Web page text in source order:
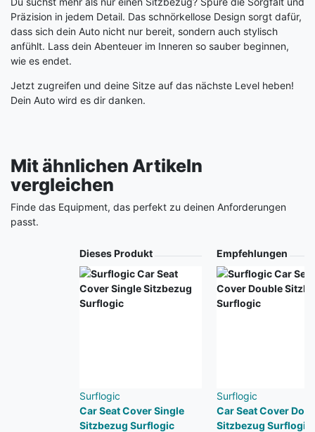
Präzision in jedem Detail. Das schnörkellose Design sorgt dafür,
dass sich dein Auto nicht nur bereit, sondern auch stylisch
anfühlt. Lass dein Abenteuer im Inneren so sauber beginnen,
wie es endet.
Jetzt zugreifen und deine Sitze auf das nächste Level heben!
Dein Auto wird es dir danken.
Mit ähnlichen Artikeln
vergleichen
Finde das Equipment, das perfekt zu deinen Anforderungen
passt.
Dieses Produkt
Surflogic
Car Seat Cover Single
Sitzbezug Surflogic
Empfehlungen
Surflogic
Car Seat Cover
Sitzbezug Surflogic